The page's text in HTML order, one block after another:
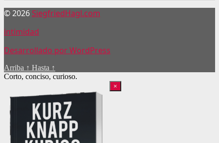
© 2026 SiegfriedHagl.com
intimidad
Desarrollado por WordPress
Arriba ↑ Hasta ↑
Corto, conciso, curioso.
×